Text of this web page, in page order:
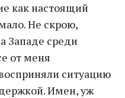
как настоящий
Не скрою,
Западе среди
от меня
ситуацию
Имен, уж